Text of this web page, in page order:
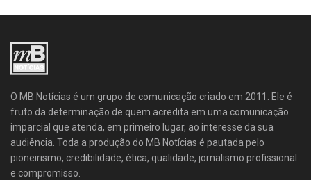
O MB Notícias é um grupo de comunicação criado em 2011. Ele é
fruto da determinação de quem acredita em uma comunicação
imparcial que atenda, em primeiro lugar, ao interesse da sua
audiência. Toda a produção do MB Notícias é pautada pelo
pioneirismo, credibilidade, ética, qualidade, jornalismo profissional
e compromisso.